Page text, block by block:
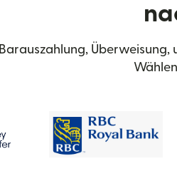
Barauszahlung,